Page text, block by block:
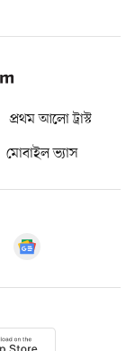
প্রথম আলো ট্রাস্ট
মোবাইল ভ্যাস